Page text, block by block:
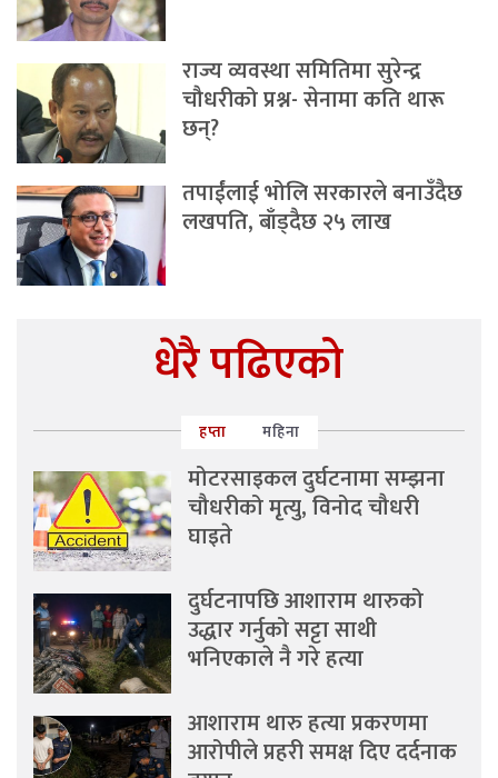
राज्य व्यवस्था समितिमा सुरेन्द्र
चौधरीको प्रश्न- सेनामा कति थारू
छन्?
तपाईंलाई भोलि सरकारले बनाउँदैछ
लखपति, बाँड्दैछ २५ लाख
धेरै पढिएको
हप्ता महिना
मोटरसाइकल दुर्घटनामा सम्झना
चौधरीको मृत्यु, विनोद चौधरी
घाइते
दुर्घटनापछि आशाराम थारुको
उद्धार गर्नुको सट्टा साथी
भनिएकाले नै गरे हत्या
आशाराम थारु हत्या प्रकरणमा
आरोपीले प्रहरी समक्ष दिए दर्दनाक